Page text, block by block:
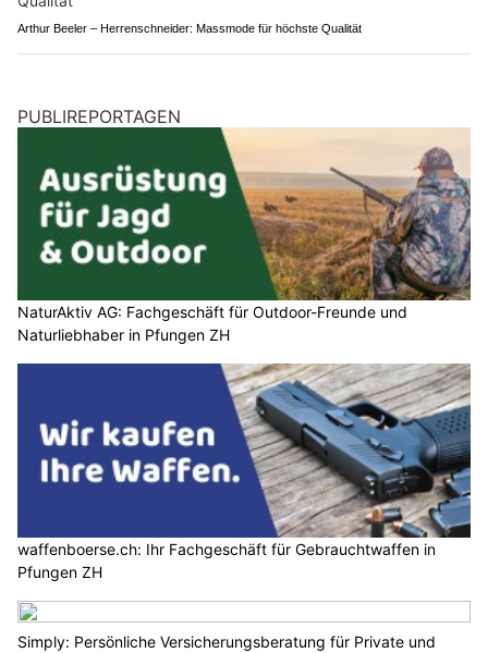
Arthur Beeler – Herrenschneider: Massmode für höchste Qualität
PUBLIREPORTAGEN
NaturAktiv AG: Fachgeschäft für Outdoor-Freunde und
Naturliebhaber in Pfungen ZH
waffenboerse.ch: Ihr Fachgeschäft für Gebrauchtwaffen in
Pfungen ZH
Simply: Persönliche Versicherungsberatung für Private und